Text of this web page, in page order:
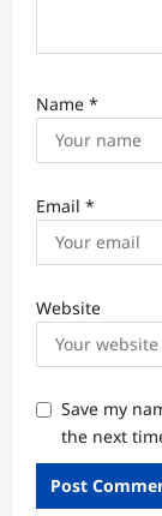
Name *
Email *
Website
Save my
the next